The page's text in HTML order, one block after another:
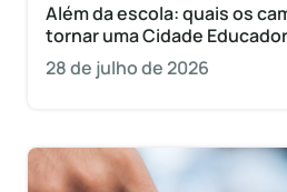
Além da escola: quais os
tornar uma Cidade
28 de julho de 2026